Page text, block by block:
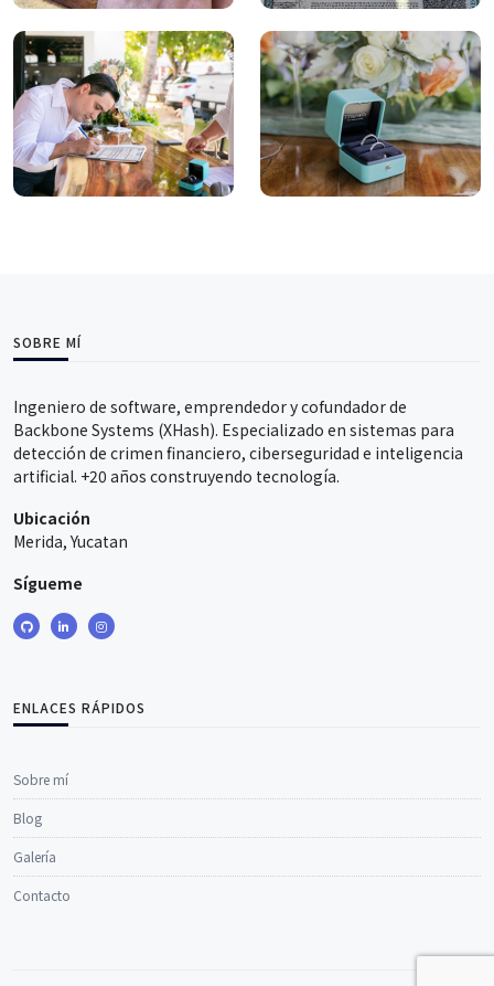
SOBRE MÍ
Ingeniero de software, emprendedor y cofundador de
Backbone Systems (XHash). Especializado en sistemas para
detección de crimen financiero, ciberseguridad e inteligencia
artificial. +20 años construyendo tecnología.
Ubicación
Merida, Yucatan
Sígueme
ENLACES RÁPIDOS
Sobre mí
Blog
Galería
Contacto